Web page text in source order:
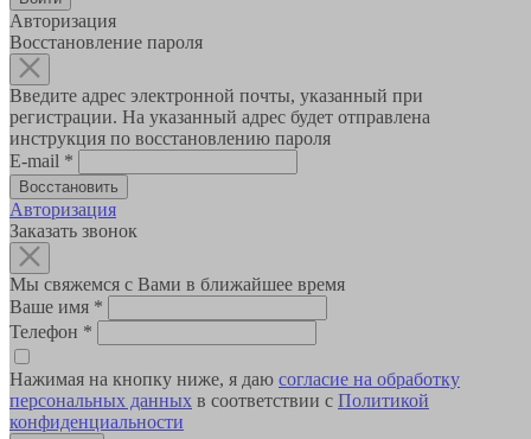
Авторизация
Восстановление пароля
Введите адрес электронной почты, указанный при
регистрации. На указанный адрес будет отправлена
инструкция по восстановлению пароля
E-mail *
Авторизация
Заказать звонок
Мы свяжемся с Вами в ближайшее время
Ваше имя *
Телефон *
Нажимая на кнопку ниже, я даю согласие на обработку
персональных данных в соответствии с Политикой
конфиденциальности